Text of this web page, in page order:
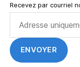
Recevez par courriel